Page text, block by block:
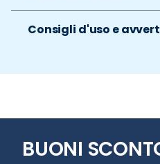
Consigli d'uso e
BUONI